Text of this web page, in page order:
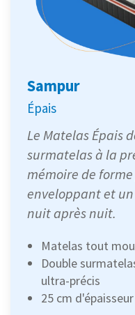
Sampur
Épais
Le Matelas Épais
surmatelas à la
mémoire de
enveloppant et
nuit après nuit.
Matelas tout
Double
ultra-précis
25 cm d'épaisseur